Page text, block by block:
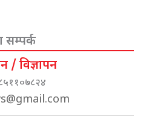
सम्पर्क
/ विज्ञापन